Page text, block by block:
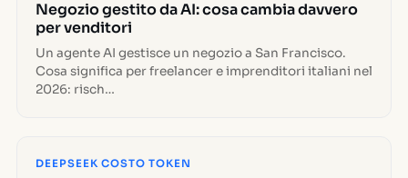
Negozio gestito da AI: cosa cambia davvero
per venditori
Un agente AI gestisce un negozio a San Francisco.
Cosa significa per freelancer e imprenditori italiani nel
2026: risch…
DEEPSEEK COSTO TOKEN